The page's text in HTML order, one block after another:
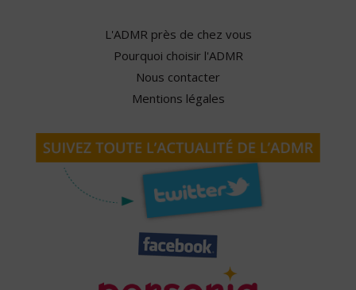
L'ADMR près de chez vous
Pourquoi choisir l'ADMR
Nous contacter
Mentions légales